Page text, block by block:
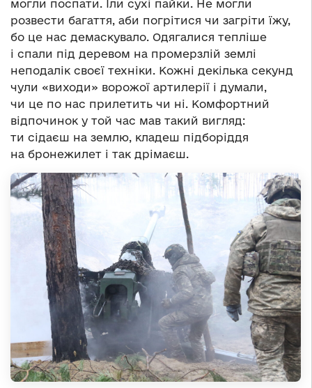
могли поспати. Їли сухі пайки. Не могли
розвести багаття, аби погрітися чи загріти їжу,
бо це нас демаскувало. Одягалися тепліше
і спали під деревом на промерзлій землі
неподалік своєї техніки. Кожні декілька секунд
чули «виходи» ворожої артилерії і думали,
чи це по нас прилетить чи ні. Комфортний
відпочинок у той час мав такий вигляд:
ти сідаєш на землю, кладеш підборіддя
на бронежилет і так дрімаєш.